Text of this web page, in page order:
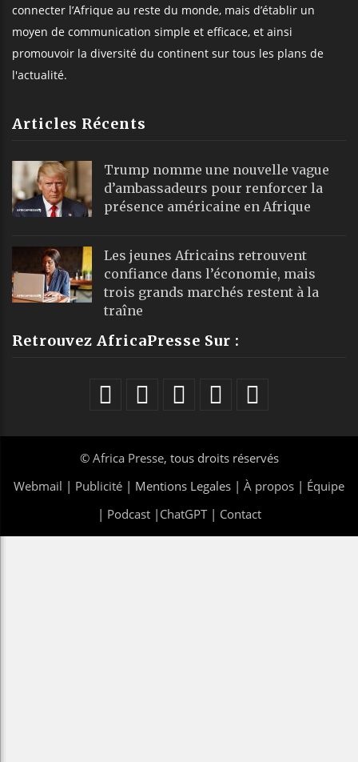
connecter l’Afrique au reste du monde, mais d’établir un
moyen de communication simple et efficace, et ainsi
promouvoir la diversité du continent sur tous les plans de
l'actualité.
Articles Récents
Trump nomme une nouvelle vague
d’ambassadeurs pour renforcer la
présence américaine en Afrique
Les jeunes Africains retrouvent
confiance dans l’économie, mais
trois grands marchés restent à la
traîne
Retrouvez AfricaPresse Sur :
© Africa Presse, tous droits réservés
Webmail | Publicité | Mentions Legales | À propos | Équipe
| Podcast| ChatGPT| Contact